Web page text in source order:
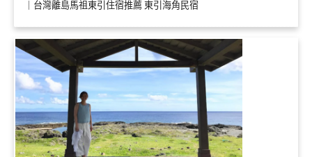
｜台灣離島馬祖東引住宿推薦 東引海角民宿